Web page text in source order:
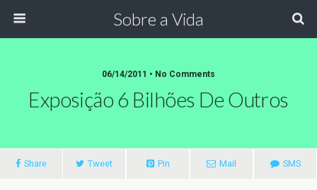
Sobre a Vida
06/14/2011 • No Comments
Exposição 6 Bilhões De Outros
Share Tweet Pin Mail SMS